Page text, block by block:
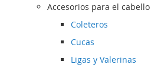
Accesorios para el cabello
Coleteros
Cucas
Ligas y Valerinas